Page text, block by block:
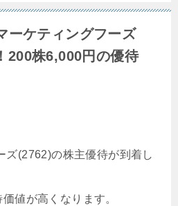
ーケティングフーズ
200株6,000円の優待
ズ(2762)の株主優待が到着し
値が高くなります。